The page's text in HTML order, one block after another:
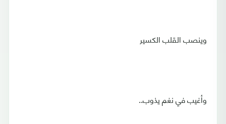
وينصب القلب الكسير
وأغيب في نغم يذوب..